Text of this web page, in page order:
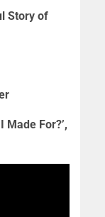
Story of
Made For?’,